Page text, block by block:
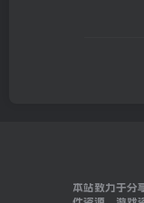
本站致力于分